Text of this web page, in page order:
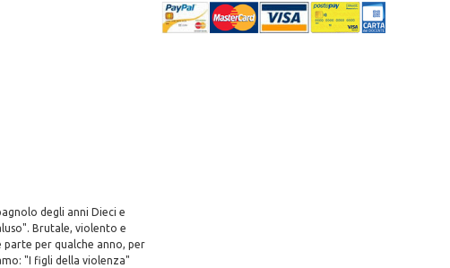
degli anni Dieci e
Brutale, violento e
per qualche anno, per
"I figli della violenza"
Sarai informato delle nostre novità, potrai
comunque cancellarti quando desideri.